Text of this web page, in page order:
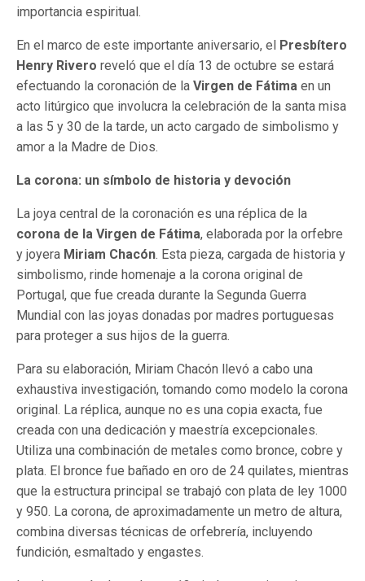
importancia espiritual.
En el marco de este importante aniversario, el Presbítero
Henry Rivero reveló que el día 13 de octubre se estará
efectuando la coronación de la Virgen de Fátima en un
acto litúrgico que involucra la celebración de la santa misa
a las 5 y 30 de la tarde, un acto cargado de simbolismo y
amor a la Madre de Dios.
La corona: un símbolo de historia y devoción
La joya central de la coronación es una réplica de la
corona de la Virgen de Fátima, elaborada por la orfebre
y joyera Miriam Chacón. Esta pieza, cargada de historia y
simbolismo, rinde homenaje a la corona original de
Portugal, que fue creada durante la Segunda Guerra
Mundial con las joyas donadas por madres portuguesas
para proteger a sus hijos de la guerra.
Para su elaboración, Miriam Chacón llevó a cabo una
exhaustiva investigación, tomando como modelo la corona
original. La réplica, aunque no es una copia exacta, fue
creada con una dedicación y maestría excepcionales.
Utiliza una combinación de metales como bronce, cobre y
plata. El bronce fue bañado en oro de 24 quilates, mientras
que la estructura principal se trabajó con plata de ley 1000
y 950. La corona, de aproximadamente un metro de altura,
combina diversas técnicas de orfebrería, incluyendo
fundición, esmaltado y engastes.